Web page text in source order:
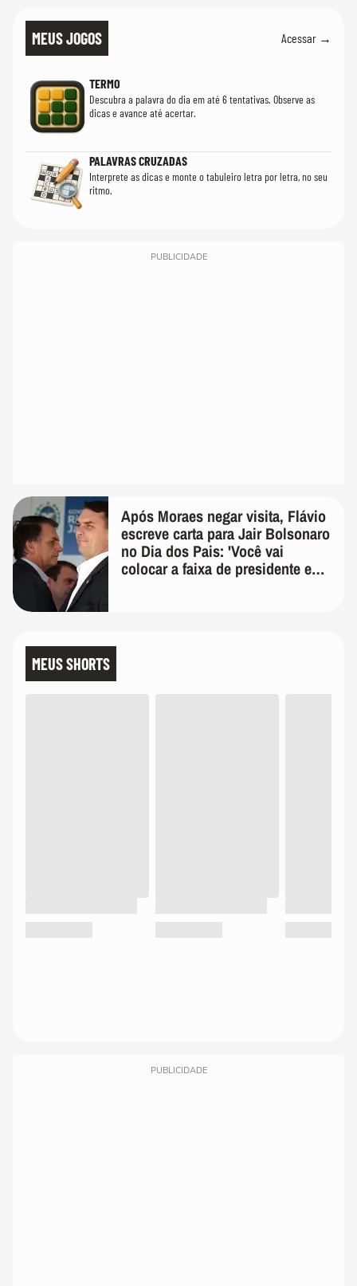
MEUS JOGOS Acessar →
TERMO
Descubra a palavra do dia em até 6 tentativas. Observe as
dicas e avance até acertar.
PALAVRAS CRUZADAS
Interprete as dicas e monte o tabuleiro letra por letra, no seu
ritmo.
PUBLICIDADE
Após Moraes negar visita, Flávio
escreve carta para Jair Bolsonaro
no Dia dos Pais: 'Você vai
colocar a faixa de presidente em
MEUS SHORTS
PUBLICIDADE